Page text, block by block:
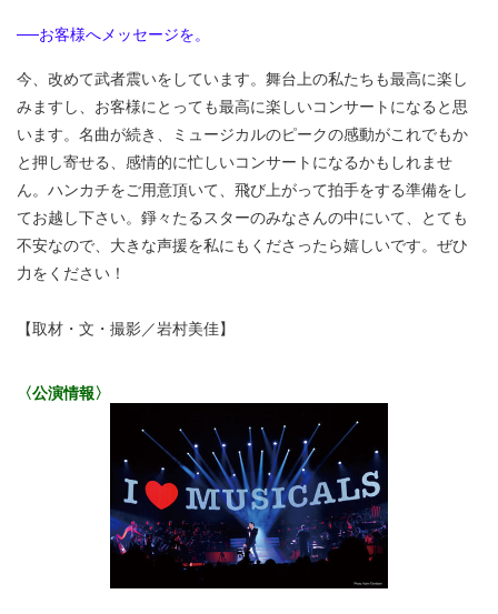
──お客様へメッセージを。
今、改めて武者震いをしています。舞台上の私たちも最高に楽し
みますし、お客様にとっても最高に楽しいコンサートになると思
います。名曲が続き、ミュージカルのピークの感動がこれでもか
と押し寄せる、感情的に忙しいコンサートになるかもしれませ
ん。ハンカチをご用意頂いて、飛び上がって拍手をする準備をし
てお越し下さい。錚々たるスターのみなさんの中にいて、とても
不安なので、大きな声援を私にもくださったら嬉しいです。ぜひ
力をください！
【取材・文・撮影／岩村美佳】
〈公演情報〉